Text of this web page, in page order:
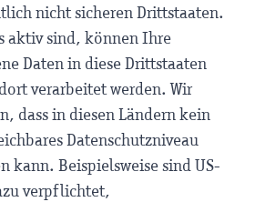
nicht sicheren Drittstaaten.
aktiv sind, können Ihre
Daten in diese Drittstaaten
verarbeitet werden. Wir
dass in diesen Ländern kein
Datenschutzniveau
kann. Beispielsweise sind US-
verpflichtet,